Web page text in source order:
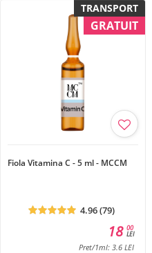
TRANSPORT
GRATUIT
Fiola Vitamina C - 5 ml - MCCM
4.96 (79)
00
LEI
18
Pret/1ml: 3.6 LEI